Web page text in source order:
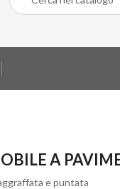
A
e puntata